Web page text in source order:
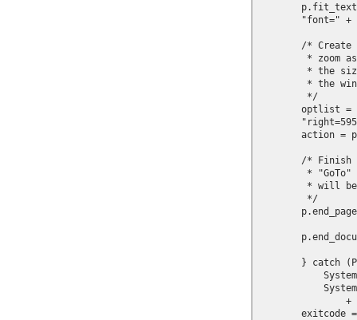
"font=" +
/* Create
* zoom
* the
* the
         */
optlist =
action =
/* Finish
* "GoTo"
* will
         */
} catch
+
exitcode